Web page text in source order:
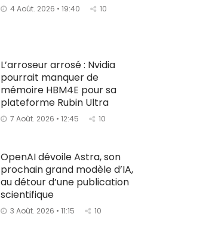
4 Août. 2026 • 19:40 10
L’arroseur arrosé : Nvidia
pourrait manquer de
mémoire HBM4E pour sa
plateforme Rubin Ultra
7 Août. 2026 • 12:45 10
OpenAI dévoile Astra, son
prochain grand modèle d’IA,
au détour d’une publication
scientifique
3 Août. 2026 • 11:15 10